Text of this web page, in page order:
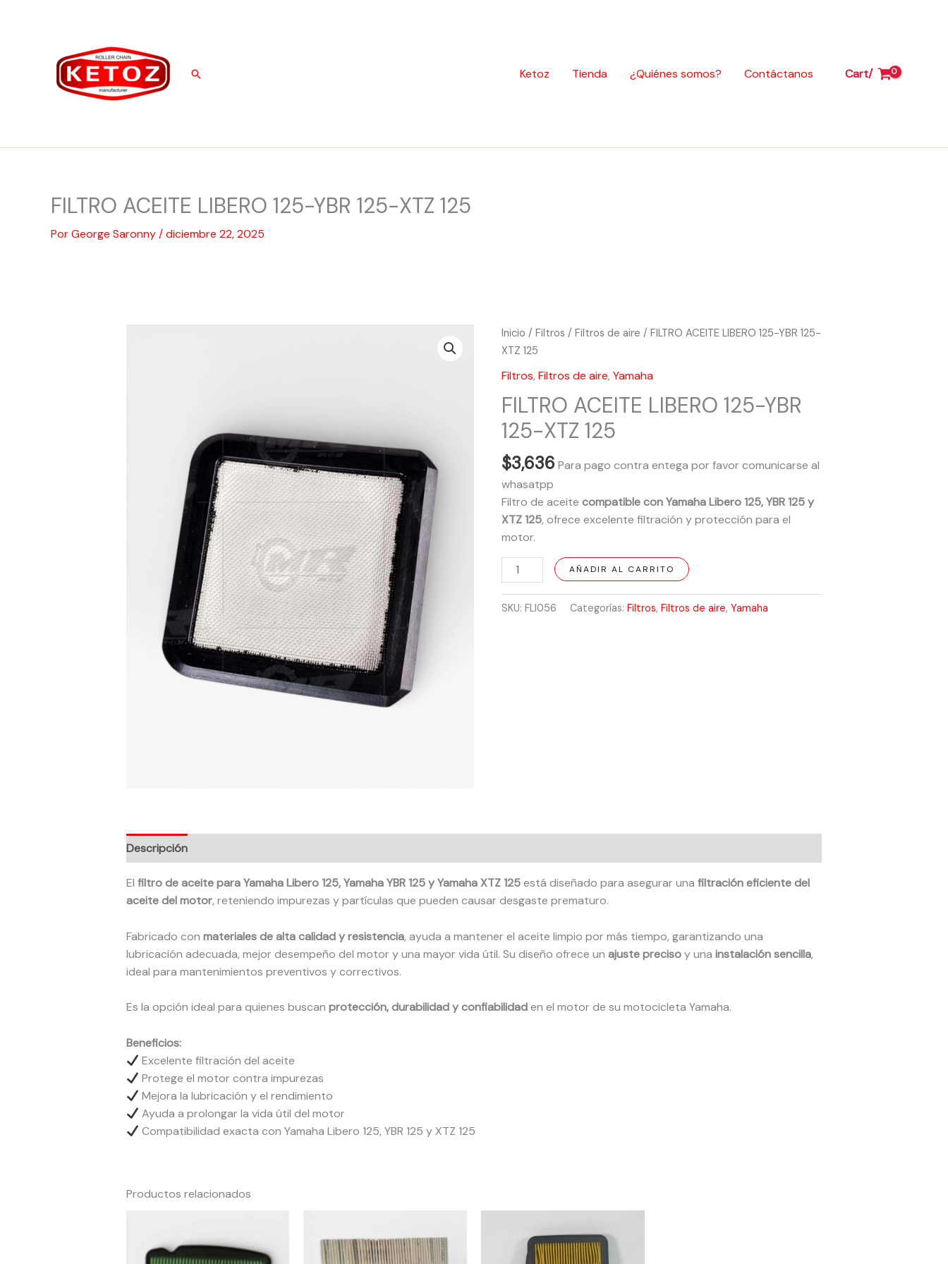
Buscar Ketoz Tienda ¿Quiénes somos? Contáctanos Cart/
FILTRO ACEITE LIBERO 125-YBR 125-XTZ 125
PorGeorge Saronny/diciembre 22, 2025
Inicio /Filtros /Filtros de aire / FILTRO ACEITE LIBERO 125-YBR 125-
XTZ 125
Filtros,Filtros de aire,Yamaha
FILTRO ACEITE LIBERO 125-YBR
125-XTZ 125
$3,636 Para pago contra entega por favor comunicarse al
whasatpp
Filtro de aceitecompatible con Yamaha Libero 125, YBR 125 y
XTZ 125, ofrece excelente filtración y protección para el
motor.
FILTRO
ACEITE
LIBERO
YBR
125-
XTZ
125
cantidad
AÑADIR AL CARRITO
SKU:FLI056 Categorías:Filtros,Filtros de aire,Yamaha
Descripción
El filtro de aceite para Yamaha Libero 125, Yamaha YBR 125 y Yamaha XTZ 125está diseñado para asegurar una filtración eficiente del
aceite del motor, reteniendo impurezas y partículas que pueden causar desgaste prematuro.
Fabricado con materiales de alta calidad y resistencia, ayuda a mantener el aceite limpio por más tiempo, garantizando una
lubricación adecuada, mejor desempeño del motor y una mayor vida útil. Su diseño ofrece un ajuste precisoy una instalación sencilla,
ideal para mantenimientos preventivos y correctivos.
Es la opción ideal para quienes buscan protección, durabilidad y confiabilidaden el motor de su motocicleta Yamaha.
Beneficios:
Excelente filtración del aceite
Protege el motor contra impurezas
Mejora la lubricación y el rendimiento
Ayuda a prolongar la vida útil del motor
Compatibilidad exacta con Yamaha Libero 125, YBR 125 y XTZ 125
Productos relacionados
125